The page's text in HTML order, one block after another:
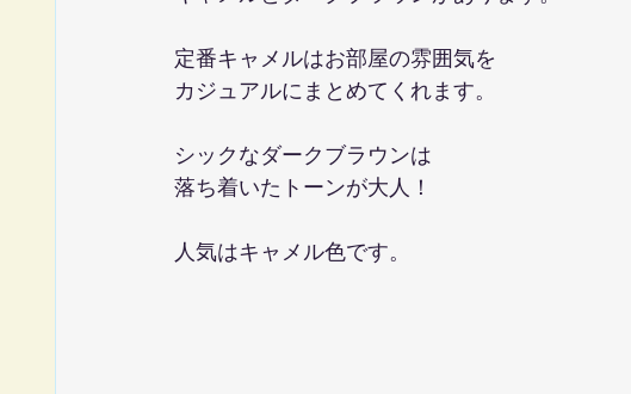
定番キャメルはお部屋の雰囲気を
カジュアルにまとめてくれます。
シックなダークブラウンは
落ち着いたトーンが大人！
人気はキャメル色です。